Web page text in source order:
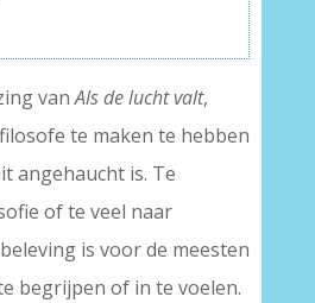
vanAls de lucht valt,
te maken te hebben
angehaucht is. Te
of te veel naar
is voor de meesten
begrijpen of in te voelen.